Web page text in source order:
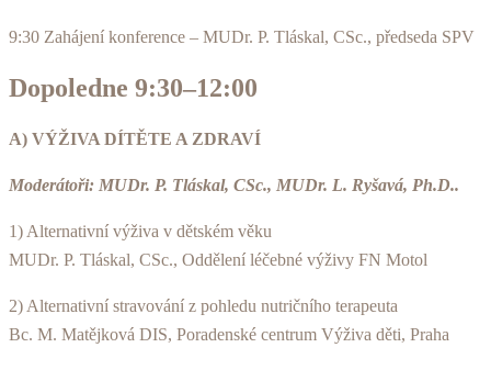
9:30 Zahájení konference – MUDr. P. Tláskal, CSc., předseda SPV
Dopoledne 9:30–12:00
A) VÝŽIVA DÍTĚTE A ZDRAVÍ
Moderátoři: MUDr. P. Tláskal, CSc., MUDr. L. Ryšavá, Ph.D..
1) Alternativní výživa v dětském věku
MUDr. P. Tláskal, CSc., Oddělení léčebné výživy FN Motol
2) Alternativní stravování z pohledu nutričního terapeuta
Bc. M. Matějková DIS, Poradenské centrum Výživa děti, Praha